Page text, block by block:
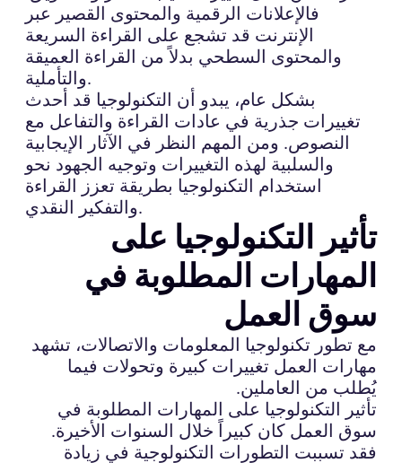
فالإعلانات الرقمية والمحتوى القصير عبر
الإنترنت قد تشجع على القراءة السريعة
والمحتوى السطحي بدلاً من القراءة العميقة
والتأملية.
بشكل عام، يبدو أن التكنولوجيا قد أحدث
تغييرات جذرية في عادات القراءة والتفاعل مع
النصوص. ومن المهم النظر في الآثار الإيجابية
والسلبية لهذه التغييرات وتوجيه الجهود نحو
استخدام التكنولوجيا بطريقة تعزز القراءة
والتفكير النقدي.
تأثير التكنولوجيا على
المهارات المطلوبة في
سوق العمل
مع تطور تكنولوجيا المعلومات والاتصالات، تشهد
مهارات العمل تغييرات كبيرة وتحولات فيما
يُطلب من العاملين.
تأثير التكنولوجيا على المهارات المطلوبة في
سوق العمل كان كبيراً خلال السنوات الأخيرة.
فقد تسببت التطورات التكنولوجية في زيادة